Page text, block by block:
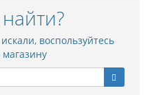
воспользуйтесь